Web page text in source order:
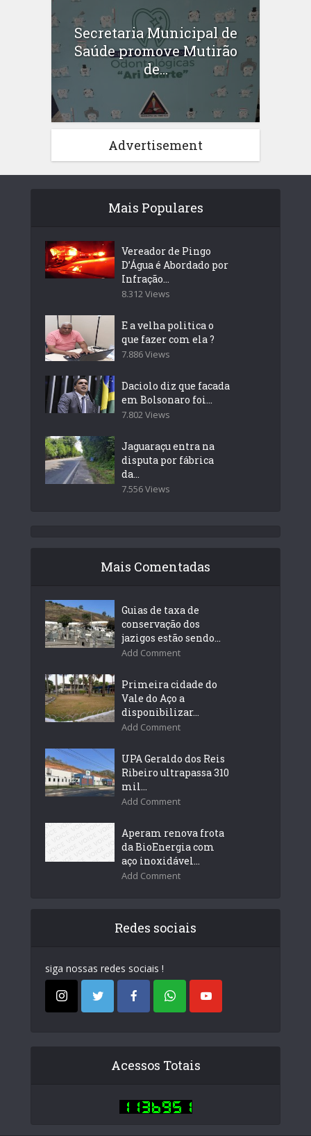
Secretaria Municipal de
Saúde promove Mutirão
de...
Advertisement
Mais Populares
Vereador de Pingo
D’Água é Abordado por
Infração...
8.312 Views
E a velha politica o
que fazer com ela ?
7.886 Views
Daciolo diz que facada
em Bolsonaro foi...
7.802 Views
Jaguaraçu entra na
disputa por fábrica
da...
7.556 Views
Mais Comentadas
Guias de taxa de
conservação dos
jazigos estão sendo...
Add Comment
Primeira cidade do
Vale do Aço a
disponibilizar...
Add Comment
UPA Geraldo dos Reis
Ribeiro ultrapassa 310
mil...
Add Comment
Aperam renova frota
da BioEnergia com
aço inoxidável...
Add Comment
Redes sociais
siga nossas redes sociais !
Acessos Totais